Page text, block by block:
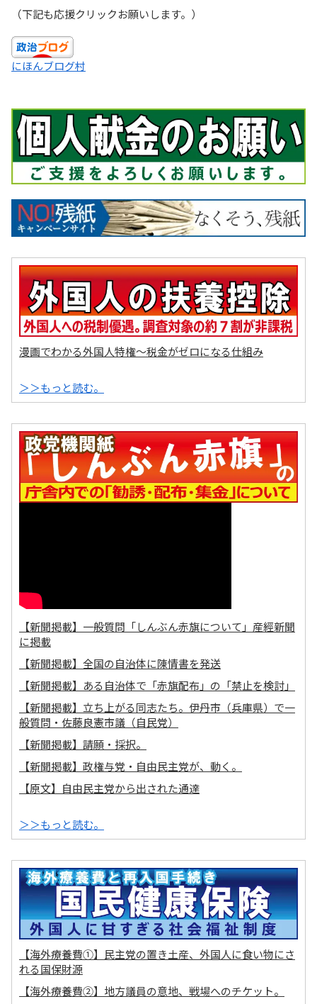
（下記も応援クリックお願いします。）
にほんブログ村
漫画でわかる外国人特権～税金がゼロになる仕組み
＞＞もっと読む。
【新聞掲載】一般質問「しんぶん赤旗について」産經新聞
に掲載
【新聞掲載】全国の自治体に陳情書を発送
【新聞掲載】ある自治体で「赤旗配布」の「禁止を検討」
【新聞掲載】立ち上がる同志たち。伊丹市（兵庫県）で一
般質問・佐藤良憲市議（自民党）
【新聞掲載】請願・採択。
【新聞掲載】政権与党・自由民主党が、動く。
【原文】自由民主党から出された通達
＞＞もっと読む。
【海外療養費①】民主党の置き土産、外国人に食い物にさ
れる国保財源
【海外療養費②】地方議員の意地、戦場へのチケット。